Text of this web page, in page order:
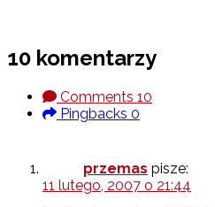
10 komentarzy
Comments 10
Pingbacks 0
przemas pisze:
11 lutego, 2007 o 21:44